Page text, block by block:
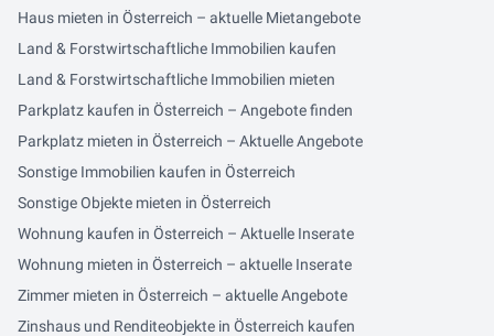
Haus mieten in Österreich – aktuelle Mietangebote
Land & Forstwirtschaftliche Immobilien kaufen
Land & Forstwirtschaftliche Immobilien mieten
Parkplatz kaufen in Österreich – Angebote finden
Parkplatz mieten in Österreich – Aktuelle Angebote
Sonstige Immobilien kaufen in Österreich
Sonstige Objekte mieten in Österreich
Wohnung kaufen in Österreich – Aktuelle Inserate
Wohnung mieten in Österreich – aktuelle Inserate
Zimmer mieten in Österreich – aktuelle Angebote
Zinshaus und Renditeobjekte in Österreich kaufen